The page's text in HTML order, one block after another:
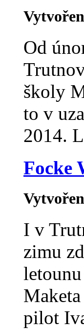
Od
školy
to v
2014.
Focke
I v
zimu
pilot